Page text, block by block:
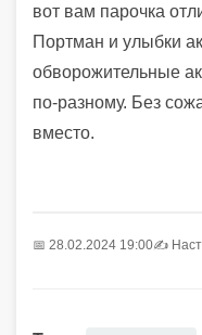
вот вам парочка
Портман и улыбки
обворожительные
по-разному. Без
вместо.
📅 28.02.2024 19:00✍️